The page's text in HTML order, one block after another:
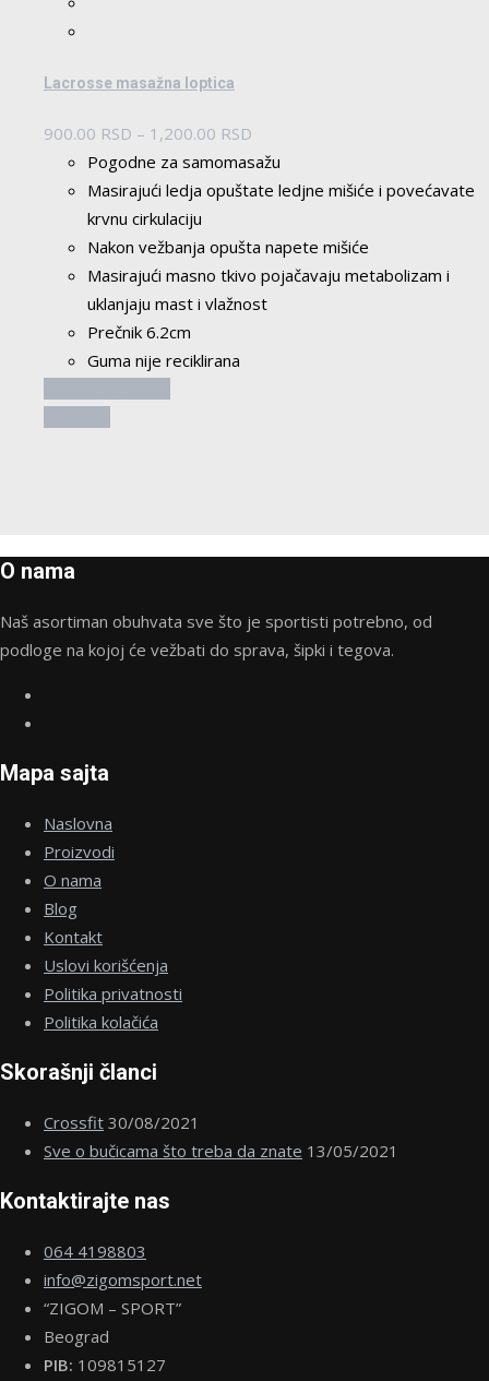
Lacrosse masažna loptica
900.00 RSD – 1,200.00 RSD
cena:
od
do
1,200.00 RSD
Pogodne za samomasažu
Masirajući ledja opuštate ledjne mišiće i povećavate
krvnu cirkulaciju
Nakon vežbanja opušta napete mišiće
Masirajući masno tkivo pojačavaju metabolizam i
uklanjaju mast i vlažnost
Prečnik 6.2cm
Guma nije reciklirana
mogu
izabrane
na
O nama
Naš asortiman obuhvata sve što je sportisti potrebno, od
podloge na kojoj će vežbati do sprava, šipki i tegova.
Mapa sajta
Naslovna
Proizvodi
O nama
Blog
Kontakt
Uslovi korišćenja
Politika privatnosti
Politika kolačića
Skorašnji članci
Crossfit 30/08/2021
Sve o bučicama što treba da znate 13/05/2021
Kontaktirajte nas
064 4198803
info@zigomsport.net
“ZIGOM – SPORT”
Beograd
PIB: 109815127